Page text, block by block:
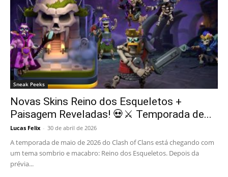
Sneak Peeks
Novas Skins Reino dos Esqueletos +
Paisagem Reveladas! 💀⚔️ Temporada de...
Lucas Felix - 30 de abril de 2026
A temporada de maio de 2026 do Clash of Clans está chegando com
um tema sombrio e macabro: Reino dos Esqueletos. Depois da
prévia...